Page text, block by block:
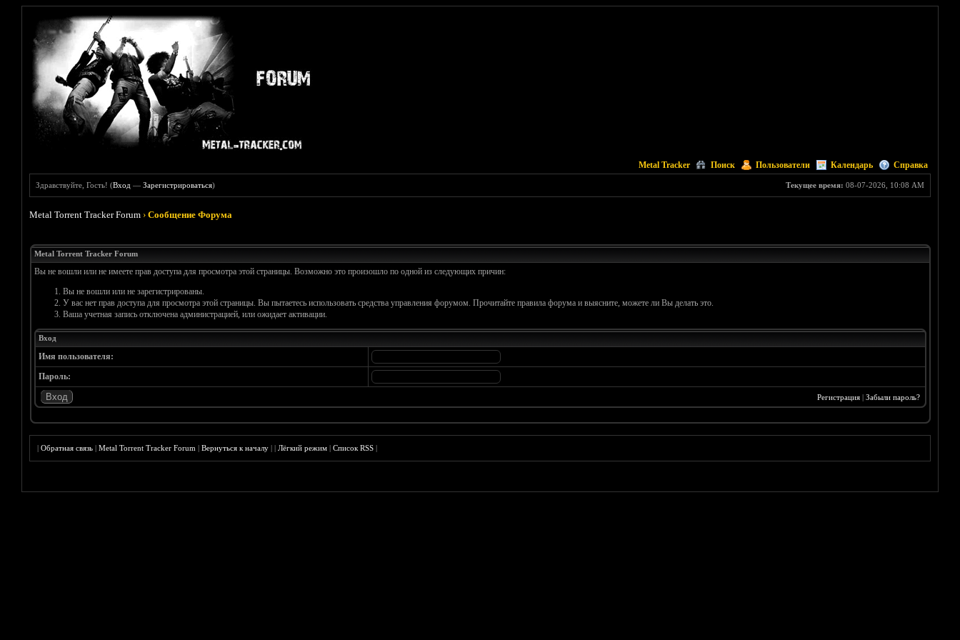
Metal Tracker Поиск Пользователи Календарь Справка
Текущее время: 08-07-2026, 10:08 AM
Здравствуйте, Гость! (Вход —Зарегистрироваться)
Metal Torrent Tracker Forum ›Сообщение Форума
Metal Torrent Tracker Forum
Вы не вошли или не имеете прав доступа для просмотра этой страницы. Возможно это произошло по одной из следующих причин:
Вы не вошли или не зарегистрированы.
У вас нет прав доступа для просмотра этой страницы. Вы пытаетесь использовать средства управления форумом. Прочитайте правила форума и выясните, можете ли Вы делать это.
Ваша учетная запись отключена администрацией, или ожидает активации.
Вход
Имя пользователя:
Пароль:
Регистрация| Забыли пароль?
|Обратная связь |Metal Torrent Tracker Forum |Вернуться к началу ||Лёгкий режим |Список RSS |